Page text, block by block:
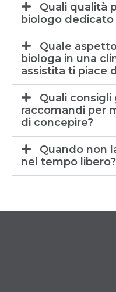
Quali qualità
biologo dedicato
Quale
biologa in una
assistita ti piace
Quali consigli
raccomandi per
di concepire?
Quando non
nel tempo libero?